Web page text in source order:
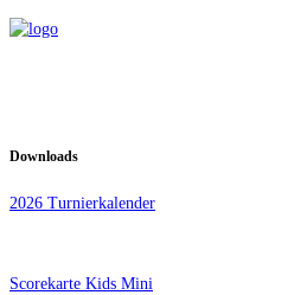
Downloads
2026 Turnierkalender
Scorekarte Kids Mini